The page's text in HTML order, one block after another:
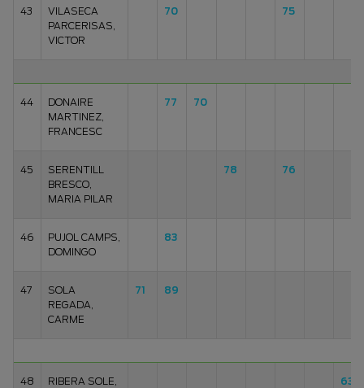
43
VILASECA
PARCERISAS,
VICTOR
70 75
44
DONAIRE
MARTINEZ,
FRANCESC
77 70
45
SERENTILL
BRESCO,
MARIA PILAR
78 76
46
PUJOL CAMPS,
DOMINGO
83
47
SOLA
REGADA,
CARME
71 89
48
RIBERA SOLE,
63